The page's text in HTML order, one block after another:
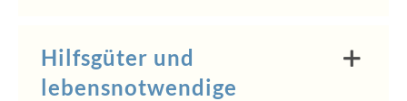
Hilfsgüter und
lebensnotwendige